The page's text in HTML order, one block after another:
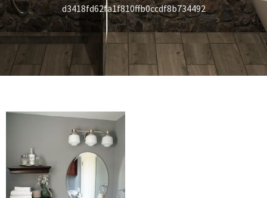
d3418fd62fa1f810ffb0ccdf8b734492